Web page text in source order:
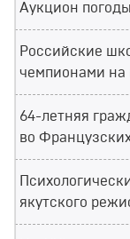
Аукцион
Российские
чемпионами на
64-летняя
во
якутского